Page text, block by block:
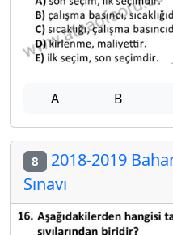
A B
8 2018-2019
Sınavı